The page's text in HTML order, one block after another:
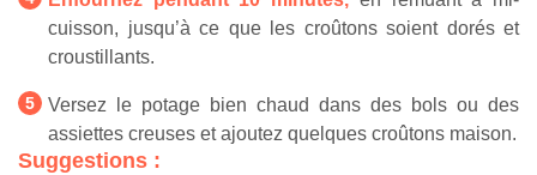
cuisson, jusqu’à ce que les croûtons soient dorés et
croustillants.
Versez le potage bien chaud dans des bols ou des
assiettes creuses et ajoutez quelques croûtons maison.
Suggestions :